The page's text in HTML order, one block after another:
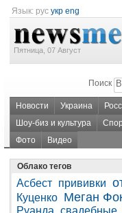
Язык: рус укр eng
Пятница, 07 Август
Поиск
Новости Украина
Шоу-биз и культура
Фото
Видео
Облако тегов
Асбест прививки
Куценко Меган
Руанда свадебные